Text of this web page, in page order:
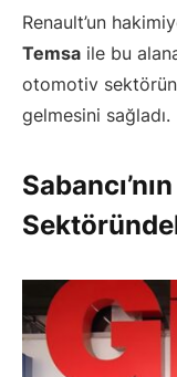
Renault’un
Temsa ile bu
otomotiv
gelmesini sağladı.